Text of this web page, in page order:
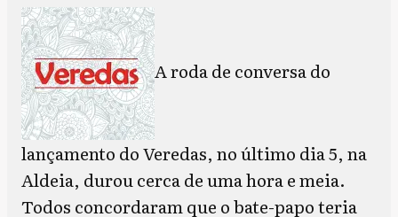
A roda de conversa do
lançamento do Veredas, no último dia 5, na
Aldeia, durou cerca de uma hora e meia.
Todos concordaram que o bate-papo teria